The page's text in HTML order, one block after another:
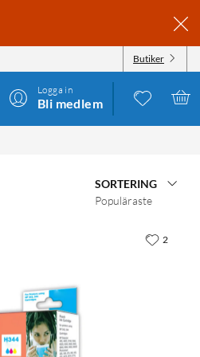
Butiker
Logga in
Bli medlem
SORTERING
Populäraste
2